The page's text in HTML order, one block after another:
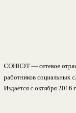
СОННЭТ — сетевое
работников социальных
Издается с октября 2016